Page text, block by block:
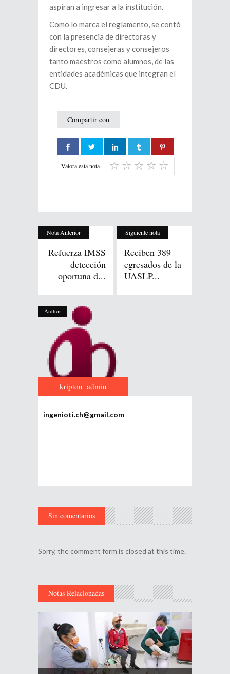
aspiran a ingresar a la institución.
Como lo marca el reglamento, se contó
con la presencia de directoras y
directores, consejeras y consejeros
tanto maestros como alumnos, de las
entidades académicas que integran el
CDU.
Compartir con
Valora esta nota
Nota Anterior
Refuerza IMSS
detección
oportuna d...
Siguiente nota
Reciben 389
egresados de la
UASLP...
Author
kripton_admin
ingenioti.ch@gmail.com
Sin comentarios
Sorry, the comment form is closed at this time.
Notas Relacionadas